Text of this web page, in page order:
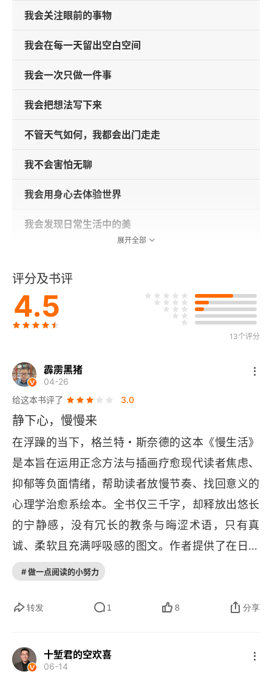
我会关注眼前的事物
我会在每一天留出空白空间
我会一次只做一件事
我会把想法写下来
不管天气如何，我都会出门走走
我不会害怕无聊
我会用身心去体验世界
我会发现日常生活中的美
展开全部
评分及书评
4.5
13个评分
霹雳黑猪
04-26
给这本书评了
3.0
静下心，慢慢来
在浮躁的当下，格兰特・斯奈德的这本《慢生活》
是本旨在运用正念方法与插画疗愈现代读者焦虑、
抑郁等负面情绪，帮助读者放慢节奏、找回意义的
心理学治愈系绘本。全书仅三千字，却释放出悠长
的宁静感，没有冗长的教条与晦涩术语，只有真
诚、柔软且充满呼吸感的图文。作者提供了在日常
生活中随时可用的正念方法，引导读者 “找到一个
过。他强调关注眼前、每天留出空白空间、一次只
志力强行压制杂念，而是让人与焦虑念头平和共
处，如同观察云卷云舒，让思绪飘走，内在觉醒。
# 做一点阅读的小努力
转发 1 8 分享
十堑君的空欢喜
06-14